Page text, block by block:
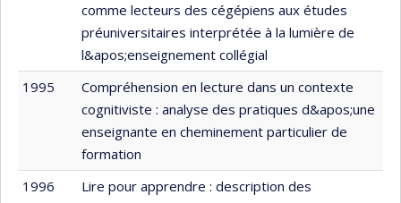
comme lecteurs des cégépiens aux études
préuniversitaires interprétée à la lumière de
l&apos;enseignement collégial
1995
Compréhension en lecture dans un contexte
cognitiviste : analyse des pratiques d&apos;une
enseignante en cheminement particulier de
formation
1996
Lire pour apprendre : description des